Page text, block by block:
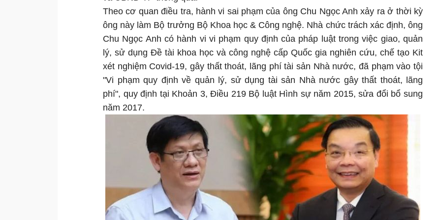
Theo cơ quan điều tra, hành vi sai phạm của ông Chu Ngọc Anh xảy ra ở thời kỳ
ông này làm Bộ trưởng Bộ Khoa học & Công nghệ. Nhà chức trách xác định, ông
Chu Ngọc Anh có hành vi vi phạm quy định của pháp luật trong việc giao, quản
lý, sử dụng Đề tài khoa học và công nghệ cấp Quốc gia nghiên cứu, chế tạo Kit
xét nghiệm Covid-19, gây thất thoát, lãng phí tài sản Nhà nước, đã phạm vào tội
"Vi phạm quy định về quản lý, sử dụng tài sản Nhà nước gây thất thoát, lãng
phí", quy định tại Khoản 3, Điều 219 Bộ luật Hình sự năm 2015, sửa đổi bổ sung
năm 2017.